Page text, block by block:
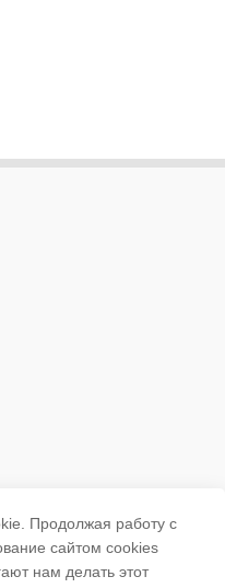
Продолжая работу с
сайтом cookies
нам делать этот